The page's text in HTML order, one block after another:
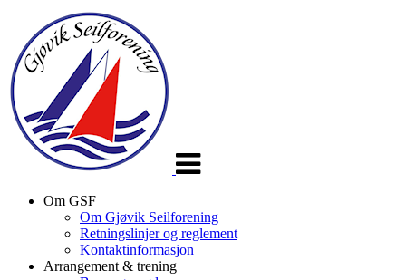
Om GSF
Om Gjøvik Seilforening
Retningslinjer og reglement
Kontaktinformasjon
Arrangement & trening